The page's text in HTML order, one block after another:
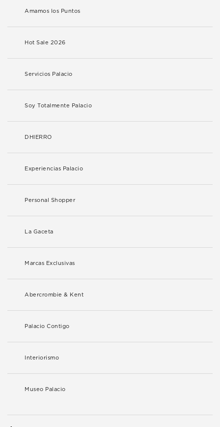
Amamos los Puntos
Hot Sale 2026
Servicios Palacio
Soy Totalmente Palacio
DHIERRO
Experiencias Palacio
Personal Shopper
La Gaceta
Marcas Exclusivas
Abercrombie & Kent
Palacio Contigo
Interiorismo
Museo Palacio